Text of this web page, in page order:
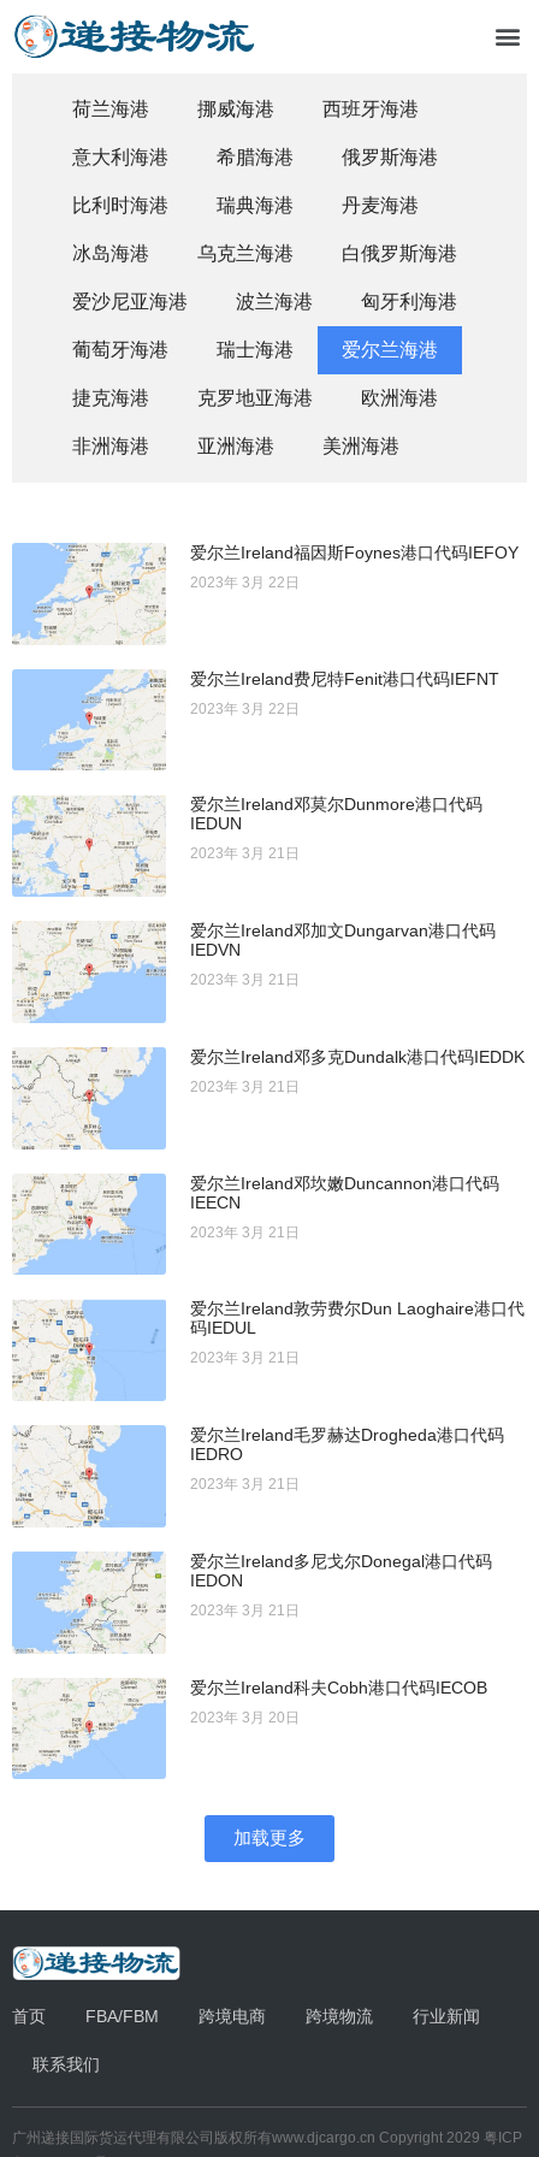
荷兰海港 挪威海港 西班牙海港
意大利海港 希腊海港 俄罗斯海港
比利时海港 瑞典海港 丹麦海港
冰岛海港 乌克兰海港 白俄罗斯海港
爱沙尼亚海港 波兰海港 匈牙利海港
葡萄牙海港 瑞士海港 爱尔兰海港
捷克海港 克罗地亚海港 欧洲海港
非洲海港 亚洲海港 美洲海港
爱尔兰Ireland福因斯Foynes港口代码IEFOY
2023年 3月 22日
爱尔兰Ireland费尼特Fenit港口代码IEFNT
2023年 3月 22日
爱尔兰Ireland邓莫尔Dunmore港口代码
IEDUN
2023年 3月 21日
爱尔兰Ireland邓加文Dungarvan港口代码
IEDVN
2023年 3月 21日
爱尔兰Ireland邓多克Dundalk港口代码IEDDK
2023年 3月 21日
爱尔兰Ireland邓坎嫩Duncannon港口代码
IEECN
2023年 3月 21日
爱尔兰Ireland敦劳费尔Dun Laoghaire港口代
码IEDUL
2023年 3月 21日
爱尔兰Ireland毛罗赫达Drogheda港口代码
IEDRO
2023年 3月 21日
爱尔兰Ireland多尼戈尔Donegal港口代码
IEDON
2023年 3月 21日
爱尔兰Ireland科夫Cobh港口代码IECOB
2023年 3月 20日
加载更多
首页 FBA/FBM 跨境电商 跨境物流 行业新闻
联系我们
广州递接国际货运代理有限公司 版权所有www.djcargo.cn Copyright 2029 粤ICP